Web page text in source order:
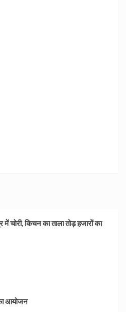
में चोरी, किचन का ताला तोड़ हजारों का
का आयोजन